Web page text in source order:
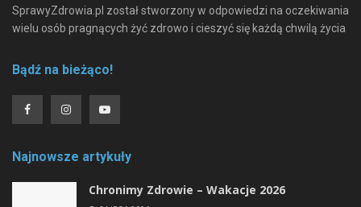
SprawyZdrowia.pl został stworzony w odpowiedzi na oczekiwania
wielu osób pragnących żyć zdrowo i cieszyć się każdą chwilą życia
Bądź na bieżąco!
Najnowsze artykuły
Chronimy Zdrowie ­– Wakacje 2026